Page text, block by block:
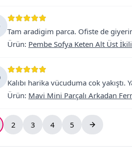
Tam aradigim parca. Ofiste de
Ürün: Pembe Sofya Keten Alt Üst İkili
Kalıbı harika vücuduma cok
Ürün: Mavi Mini Parçalı Arkadan
2 3 4 5